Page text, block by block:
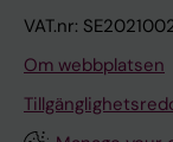
VAT.nr:
Om webbplatsen